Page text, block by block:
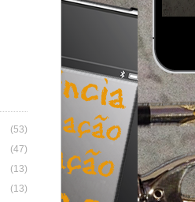
(53)
(47)
(13)
(13)